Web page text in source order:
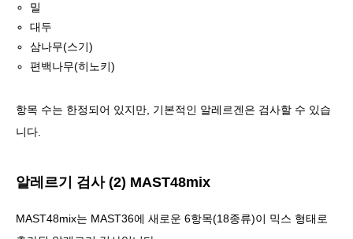
밀
대두
삼나무(스기)
편백나무(히노키)
항목 수는 한정되어 있지만, 기본적인 알레르겐은 검사할 수 있습
니다.
알레르기 검사 (2) MAST48mix
MAST48mix는 MAST36에 새로운 6항목(18종류)이 믹스 형태로